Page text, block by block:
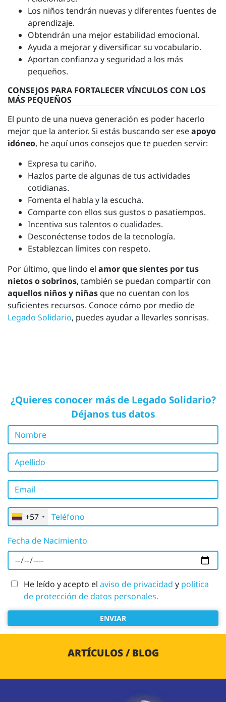
Los niños tendrán nuevas y diferentes fuentes de
aprendizaje.
Obtendrán una mejor estabilidad emocional.
Ayuda a mejorar y diversificar su vocabulario.
Aportan confianza y seguridad a los más
pequeños.
CONSEJOS PARA FORTALECER VÍNCULOS CON LOS
MÁS PEQUEÑOS
El punto de una nueva generación es poder hacerlo
mejor que la anterior. Si estás buscando ser eseapoyo
idóneo, he aquí unos consejos que te pueden servir:
Expresa tu cariño.
Hazlos parte de algunas de tus actividades
cotidianas.
Fomenta el habla y la escucha.
Comparte con ellos sus gustos o pasatiempos.
Incentiva sus talentos o cualidades.
Desconéctense todos de la tecnología.
Establezcan límites con respeto.
Por último, que lindo el amor que sientes por tus
nietos o sobrinos, también se puedan compartir con
aquellos niños y niñas que no cuentan con los
suficientes recursos. Conoce cómo por medio de
Legado Solidario, puedes ayudar a llevarles sonrisas.
¿Quieres conocer más de Legado Solidario?
Déjanos tus datos
Nombre
Apellido
Email
Teléfono
+57
Fecha de Nacimiento
He leído y acepto el aviso de privacidad y política
de protección de datos personales.
ENVIAR
ARTÍCULOS / BLOG